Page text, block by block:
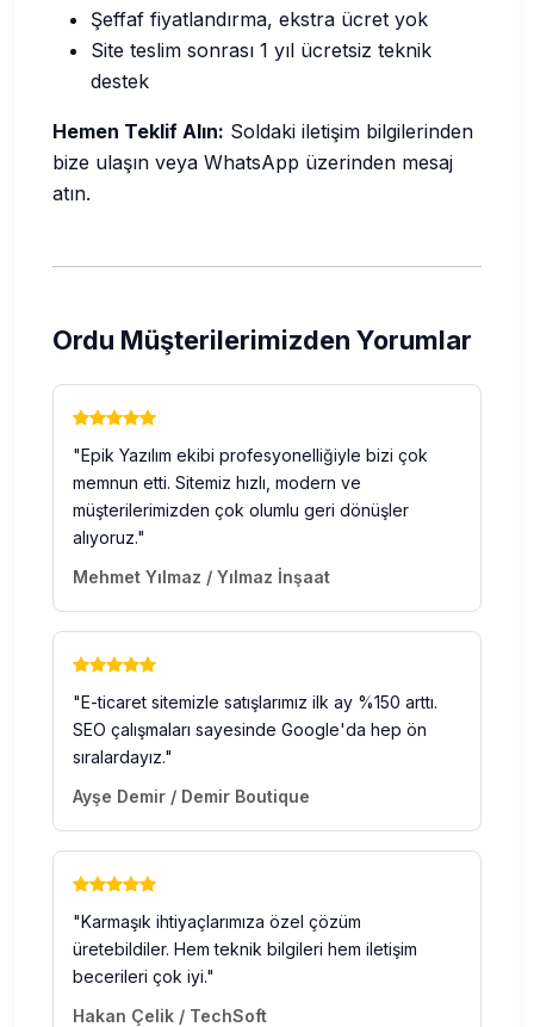
Şeffaf fiyatlandırma, ekstra ücret yok
Site teslim sonrası 1 yıl ücretsiz teknik
destek
Hemen Teklif Alın: Soldaki iletişim bilgilerinden
bize ulaşın veya WhatsApp üzerinden mesaj
atın.
Ordu Müşterilerimizden Yorumlar
"Epik Yazılım ekibi profesyonelliğiyle bizi çok
memnun etti. Sitemiz hızlı, modern ve
müşterilerimizden çok olumlu geri dönüşler
alıyoruz."
Mehmet Yılmaz / Yılmaz İnşaat
"E-ticaret sitemizle satışlarımız ilk ay %150 arttı.
SEO çalışmaları sayesinde Google'da hep ön
sıralardayız."
Ayşe Demir / Demir Boutique
"Karmaşık ihtiyaçlarımıza özel çözüm
üretebildiler. Hem teknik bilgileri hem iletişim
becerileri çok iyi."
Hakan Çelik / TechSoft